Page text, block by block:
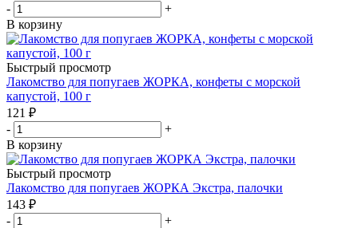
-
+
В корзину
Быстрый просмотр
Лакомство для попугаев ЖОРКА, конфеты с морской
капустой, 100 г
121 ₽
-
+
В корзину
Быстрый просмотр
Лакомство для попугаев ЖОРКА Экстра, палочки
143 ₽
-
+